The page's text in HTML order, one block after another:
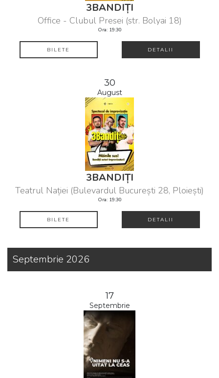
3BANDIȚI
Office - Clubul Presei (str. Bolyai 18)
Ora: 19:30
BILETE DETALII
30
August
3BANDIȚI
Teatrul Nației (Bulevardul București 28, Ploiești)
Ora: 19:30
BILETE DETALII
Septembrie 2026
17
Septembrie